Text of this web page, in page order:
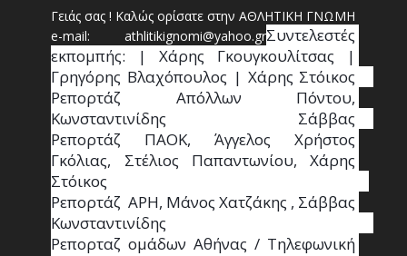
Γειάς σας ! Καλώς ορίσατε στην ΑΘΛΗΤΙΚΗ ΓΝΩΜΗ
e-mail: athlitikignomi@yahoo.grΣυντελεστές
εκπομπής: | Χάρης Γκουγκουλίτσας |
Γρηγόρης Βλαχόπουλος | Χάρης Στόικος
Ρεπορτάζ Απόλλων Πόντου,
Κωνσταντινίδης   Σάββας
Ρεπορτάζ ΠΑΟΚ, Άγγελος Χρήστος
Γκόλιας, Στέλιος Παπαντωνίου, Χάρης
Στόικος
Ρεπορτάζ  ΑΡΗ, Μάνος Χατζάκης , Σάββας
Κωνσταντινίδης
Ρεπορταζ ομάδων Αθήνας / Τηλεφωνική